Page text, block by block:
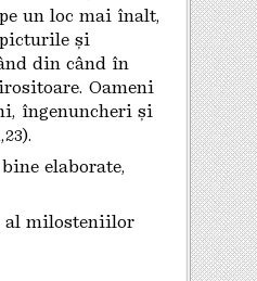
un loc mai înalt,
și
din când în
Oameni
îngenuncheri și
elaborate,
al milosteniilor